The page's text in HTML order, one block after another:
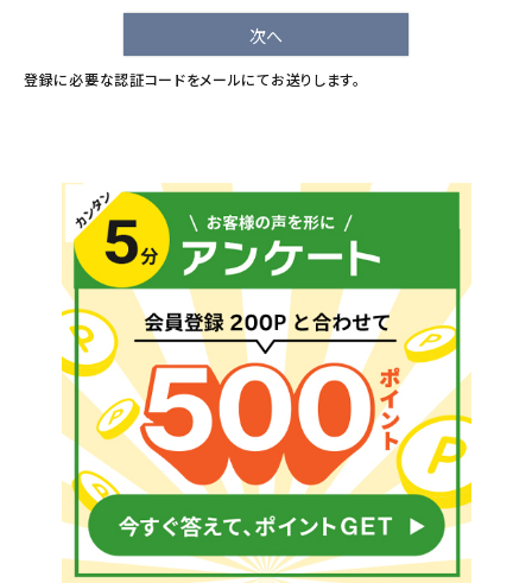
FAQ
メールでのお問い合わせ
info@agriz.net
FAXでのご注文
0739-72-453224時間受付
次へ
登録に必要な認証コードをメールにてお送りします。